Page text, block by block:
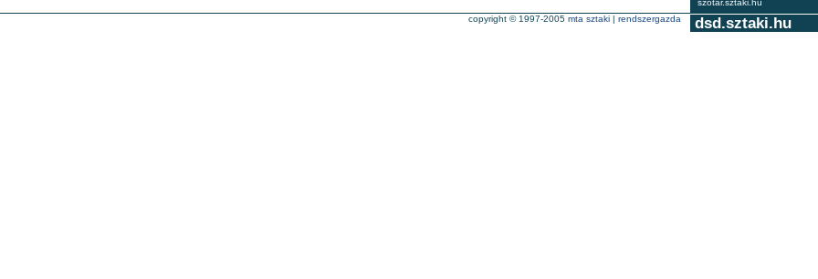
szotar.sztaki.hu
dsd.sztaki.hu
copyright © 1997-2005 mta sztaki | rendszergazda